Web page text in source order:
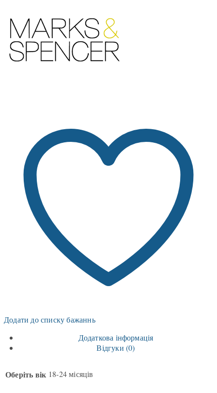
Додати до списку бажаннь
Додаткова інформація
Відгуки (0)
Оберіть вік 18-24 місяців